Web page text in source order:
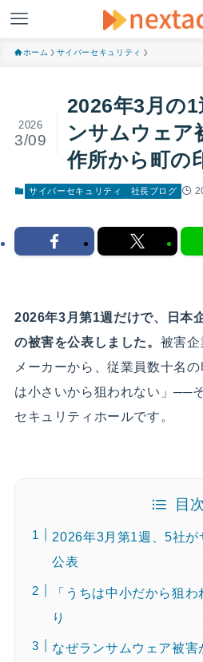
ホーム サイバーセキュリティ
2026年3月の
ンサムウェア
作所から町の
2026
3/09
サイバーセキュリティ 社長ブログ
2026年3月第1週だけで、日本
の被害を公表しました。 被害
メーカーから、従業員数十名
は小さいから狙われない」──
セキュリティホールです。
目次
2026年3月第1週、5社が
公表
「うちは中小だから狙
り
なぜランサムウェア被